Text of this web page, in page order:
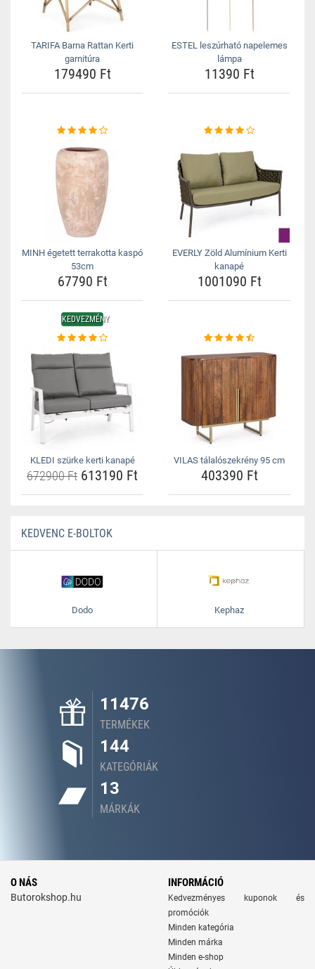
TARIFA Barna Rattan Kerti
garnitúra
179490 Ft
ESTEL leszúrható napelemes
lámpa
11390 Ft
MINH égetett terrakotta kaspó
53cm
67790 Ft
EVERLY Zöld Alumínium Kerti
kanapé
1001090 Ft
KEDVEZMÉNY
KLEDI szürke kerti kanapé
672900 Ft 613190 Ft
VILAS tálalószekrény 95 cm
403390 Ft
KEDVENC E-BOLTOK
Dodo Kephaz
11476
TERMÉKEK
144
KATEGÓRIÁK
13
MÁRKÁK
O NÁS
Butorokshop.hu
INFORMÁCIÓ
Kedvezményes kuponok és
promóciók
Minden kategória
Minden márka
Minden e-shop